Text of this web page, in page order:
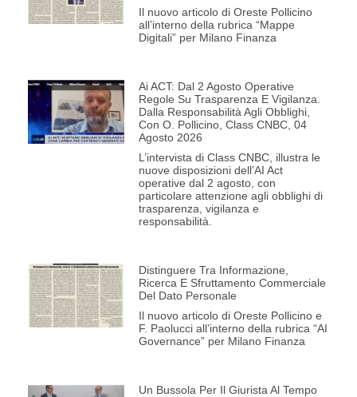
Il nuovo articolo di Oreste Pollicino
all’interno della rubrica “Mappe
Digitali” per Milano Finanza
Ai ACT: Dal 2 Agosto Operative
Regole Su Trasparenza E Vigilanza.
Dalla Responsabilità Agli Obblighi,
Con O. Pollicino, Class CNBC, 04
Agosto 2026
L’intervista di Class CNBC, illustra le
nuove disposizioni dell’AI Act
operative dal 2 agosto, con
particolare attenzione agli obblighi di
trasparenza, vigilanza e
responsabilità.
Distinguere Tra Informazione,
Ricerca E Sfruttamento Commerciale
Del Dato Personale
Il nuovo articolo di Oreste Pollicino e
F. Paolucci all’interno della rubrica “AI
Governance” per Milano Finanza
Un Bussola Per Il Giurista Al Tempo